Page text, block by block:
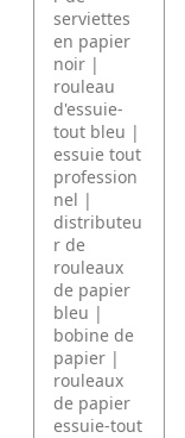
serviettes
en papier
noir |
rouleau
d'essuie-
tout bleu |
essuie tout
profession
nel |
distributeu
r de
rouleaux
de papier
bleu |
bobine de
papier |
rouleaux
de papier
essuie-tout